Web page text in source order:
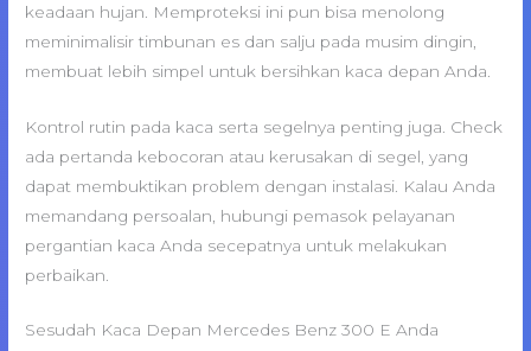
keadaan hujan. Memproteksi ini pun bisa menolong
meminimalisir timbunan es dan salju pada musim dingin,
membuat lebih simpel untuk bersihkan kaca depan Anda.
Kontrol rutin pada kaca serta segelnya penting juga. Check
ada pertanda kebocoran atau kerusakan di segel, yang
dapat membuktikan problem dengan instalasi. Kalau Anda
memandang persoalan, hubungi pemasok pelayanan
pergantian kaca Anda secepatnya untuk melakukan
perbaikan.
Sesudah Kaca Depan Mercedes Benz 300 E Anda